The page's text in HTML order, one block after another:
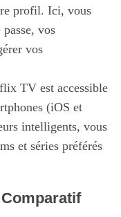
profil. Ici, vous
vos
vos
TV est accessible
(iOS et
intelligents, vous
et séries préférés